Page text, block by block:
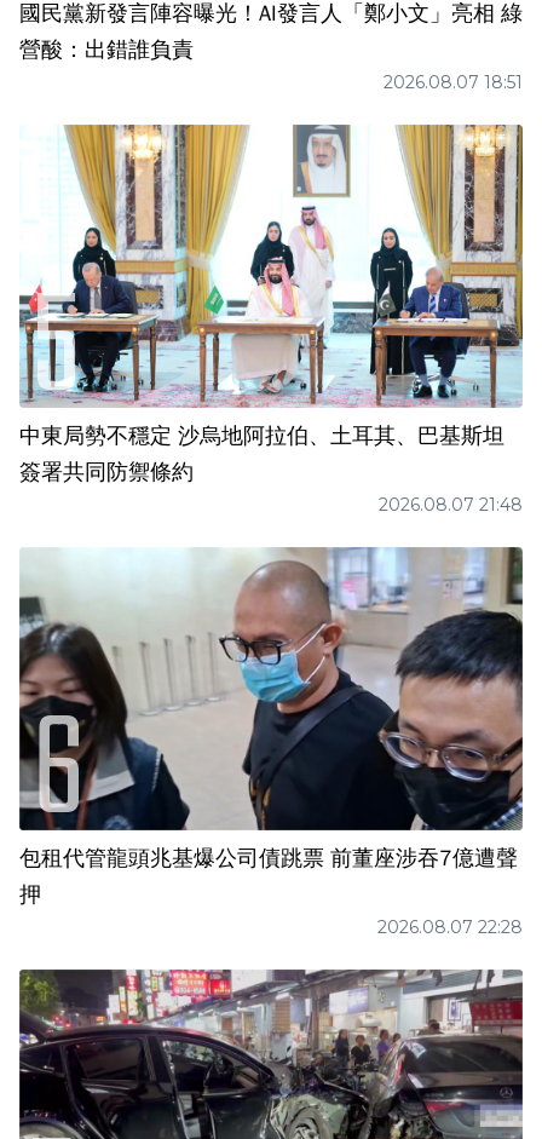
國民黨新發言陣容曝光！AI發言人「鄭小文」亮相 綠
營酸：出錯誰負責
2026.08.07 18:51
中東局勢不穩定 沙烏地阿拉伯、土耳其、巴基斯坦
簽署共同防禦條約
2026.08.07 21:48
包租代管龍頭兆基爆公司債跳票 前董座涉吞7億遭聲
押
2026.08.07 22:28